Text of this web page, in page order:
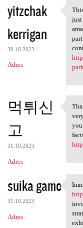
yitzchak
kerrigan
30.10.2023
Adres
just
먹튀신
고
31.10.2023
Adres
suika game
31.10.2023
Adres